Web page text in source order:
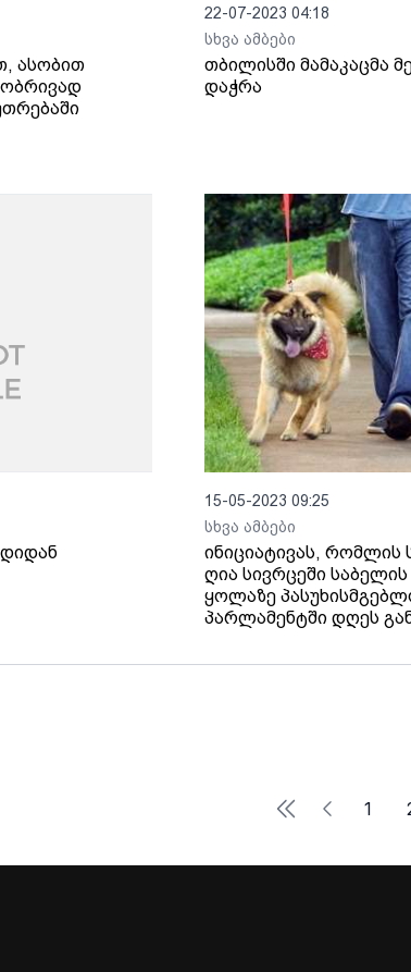
ასობით
22-07-2023 04:18
სხვა ამბები
თბილისში მამაკაცმა
დაჭრა
15-05-2023 09:25
სხვა ამბები
ინიციატივას,
ღია სივრცეში
ყოლაზე
პარლამენტში დღეს
First Previous
1